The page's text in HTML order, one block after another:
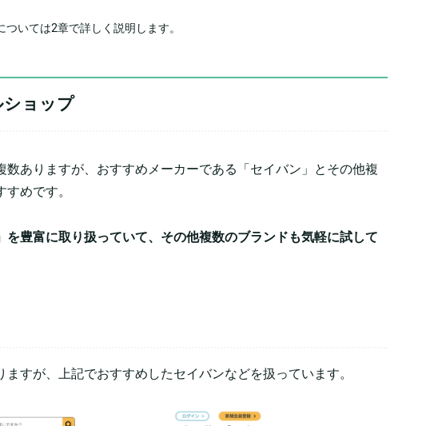
いては2章で詳しく説明します。
ショップ
ありますが、おすすめメーカーである「セイバン」とその他複
めです。
豊富に取り扱っていて、その他複数のブランドも気軽に試して
すが、上記でおすすめしたセイバンなどを扱っています。